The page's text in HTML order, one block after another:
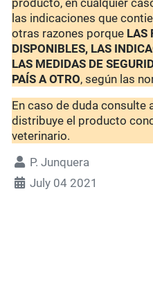
producto, en cualquier
las indicaciones que
otras razones porque LAS
DISPONIBLES, LAS
LAS MEDIDAS DE
PAÍS A OTRO, según las
En caso de duda consulte
distribuye el producto
veterinario.
P. Junquera
July 04 2021